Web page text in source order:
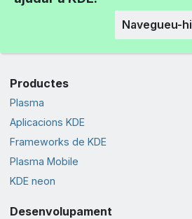
Navegueu-hi
Productes
Plasma
Aplicacions KDE
Frameworks de KDE
Plasma Mobile
KDE neon
Desenvolupament